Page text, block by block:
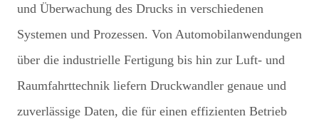
und Überwachung des Drucks in verschiedenen
Systemen und Prozessen. Von Automobilanwendungen
über die industrielle Fertigung bis hin zur Luft- und
Raumfahrttechnik liefern Druckwandler genaue und
zuverlässige Daten, die für einen effizienten Betrieb